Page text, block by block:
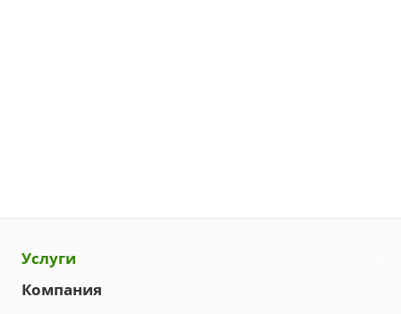
Услуги
Компания